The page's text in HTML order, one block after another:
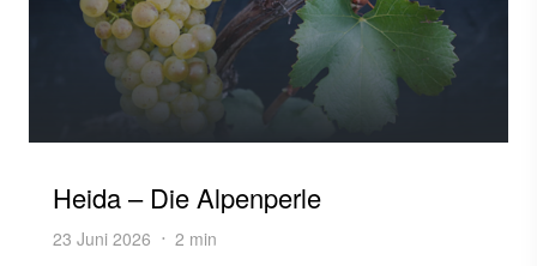
Heida – Die Alpenperle
23 Juni 2026
2 min